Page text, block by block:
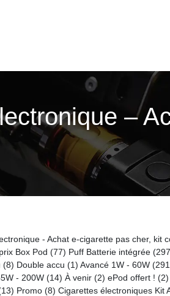
–
- Achat e-cigarette pas cher, kit
Box Pod (77) Puff Batterie intégrée
(8) Double accu (1) Avancé 1W - 60W
- 200W (14) À venir (2) ePod offert ! (2)
Promo (8) Cigarettes électroniques Kit